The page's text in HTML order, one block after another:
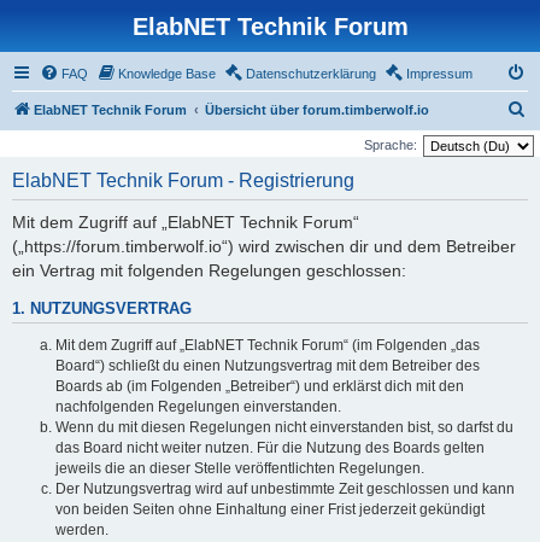
ElabNET Technik Forum
FAQ Knowledge Base Datenschutzerklärung Impressum
ElabNET Technik Forum Übersicht über forum.timberwolf.io
u
Sprache:
ElabNET Technik Forum - Registrierung
Mit dem Zugriff auf „ElabNET Technik Forum“
(„https://forum.timberwolf.io“) wird zwischen dir und dem Betreiber
ein Vertrag mit folgenden Regelungen geschlossen:
1. NUTZUNGSVERTRAG
Mit dem Zugriff auf „ElabNET Technik Forum“ (im Folgenden „das
Board“) schließt du einen Nutzungsvertrag mit dem Betreiber des
Boards ab (im Folgenden „Betreiber“) und erklärst dich mit den
nachfolgenden Regelungen einverstanden.
Wenn du mit diesen Regelungen nicht einverstanden bist, so darfst du
das Board nicht weiter nutzen. Für die Nutzung des Boards gelten
jeweils die an dieser Stelle veröffentlichten Regelungen.
Der Nutzungsvertrag wird auf unbestimmte Zeit geschlossen und kann
von beiden Seiten ohne Einhaltung einer Frist jederzeit gekündigt
werden.